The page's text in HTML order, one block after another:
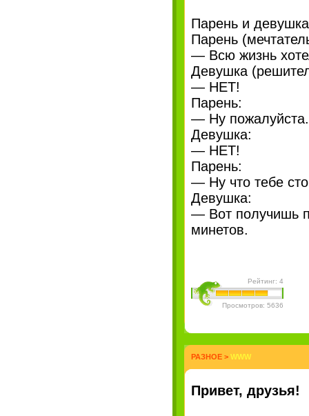
Парень и
Парень
— Всю жизнь
Девушка
— НЕТ!
Парень:
— Ну пожалуйста.
Девушка:
— НЕТ!
Парень:
— Ну что тебе
Девушка:
— Вот получишь
минетов.
Рейтинг: 4
Просмотров: 5636
РАЗНОЕ > WWW
Привет, друзья!